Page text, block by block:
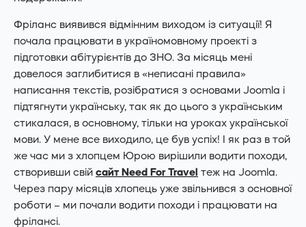
Фріланс виявився відмінним виходом із ситуації! Я
почала працювати в україномовному проекті з
підготовки абітурієнтів до ЗНО. За місяць мені
довелося заглибитися в «неписані правила»
написання текстів, розібратися з основами Joomla і
підтягнути українську, так як до цього з українським
стикалася, в основному, тільки на уроках української
мови. У мене все виходило, це був успіх! І як раз в той
же час ми з хлопцем Юрою вирішили водити походи,
створивши свій сайт Need For Travel теж на Joomla.
Через пару місяців хлопець уже звільнився з основної
роботи – ми почали водити походи і працювати на
фрілансі.